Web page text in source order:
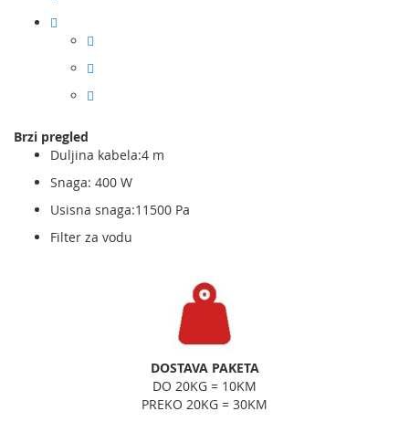
Brzi pregled
Duljina kabela:4 m
Snaga: 400 W
Usisna snaga:11500 Pa
Filter za vodu
DOSTAVA PAKETA
DO 20KG = 10KM
PREKO 20KG = 30KM